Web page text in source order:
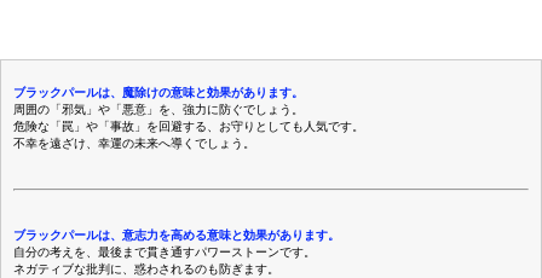
ブラックパールは、魔除けの意味と効果があります。
周囲の「邪気」や「悪意」を、強力に防ぐでしょう。
危険な「罠」や「事故」を回避する、お守りとしても人気です。
不幸を遠ざけ、幸運の未来へ導くでしょう。
ブラックパールは、意志力を高める意味と効果があります。
自分の考えを、最後まで貫き通すパワーストーンです。
ネガティブな批判に、惑わされるのも防ぎます。